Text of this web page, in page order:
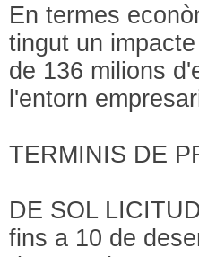
En termes
tingut un
de 136 milions
l'entorn
TERMINIS DE
DE SOL
fins a 10 de